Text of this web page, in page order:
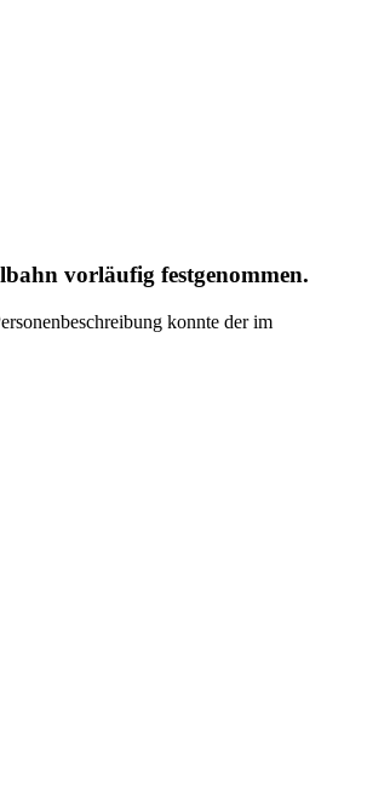
vorläufig festgenommen.
konnte der im